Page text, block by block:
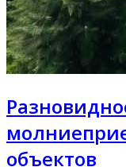
объектов